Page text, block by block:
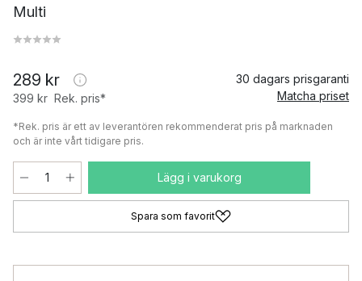
Multi
289 kr
399 kr Rek. pris*
30 dagars prisgaranti
Matcha priset
*Rek. pris är ett av leverantören rekommenderat pris på marknaden
och är inte vårt tidigare pris.
Lägg i varukorg
Spara som favorit